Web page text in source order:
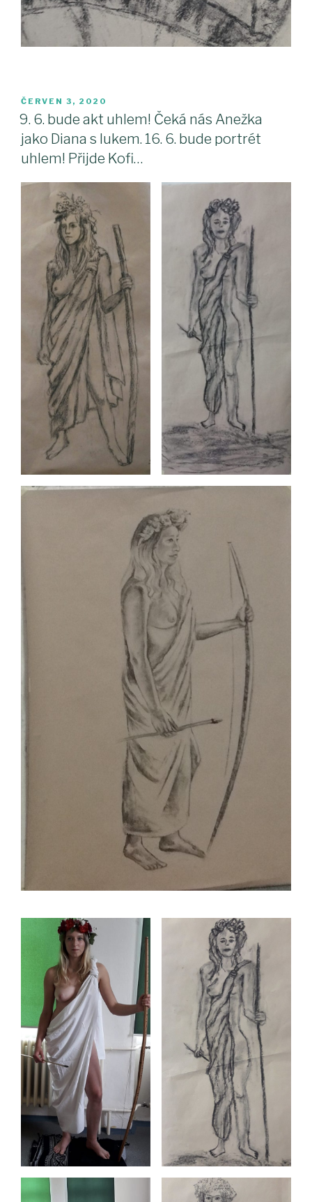
PUBLIKOVÁNO
ČERVEN 3, 2020
9. 6. bude akt uhlem! Čeká nás Anežka
jako Diana s lukem. 16. 6. bude portrét
uhlem! Přijde Kofi…